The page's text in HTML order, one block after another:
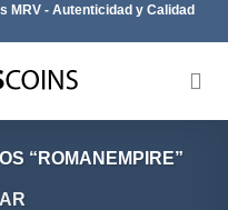
MRV - Autenticidad y Calidad
“ROMANEMPIRE”